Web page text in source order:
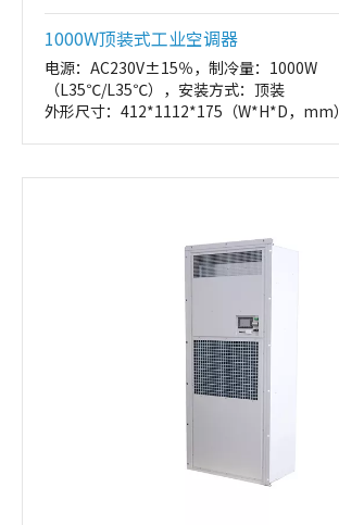
1000W顶装式工业空调器
电源：AC230V±15％，制冷量：1000W
（L35℃/L35℃），安装方式：顶装
外形尺寸：412*1112*175（W*H*D，mm）